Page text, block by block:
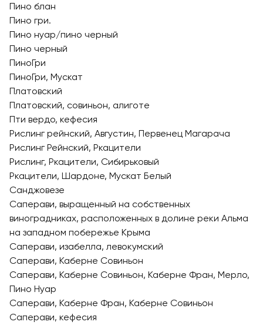
Пино блан
Пино гри.
Пино нуар/пино черный
Пино черный
ПиноГри
ПиноГри, Мускат
Платовский
Платовский, совиньон, алиготе
Пти вердо, кефесия
Рислинг рейнский, Августин, Первенец Магарача
Рислинг Рейнский, Ркацители
Рислинг, Ркацители, Сибирьковый
Ркацители, Шардоне, Мускат Белый
Санджовезе
Саперави, выращенный на собственных
виноградниках, расположенных в долине реки Альма
на западном побережье Крыма
Саперави, изабелла, левокумский
Саперави, Каберне Совиньон
Саперави, Каберне Совиньон, Каберне Фран, Мерло,
Пино Нуар
Саперави, Каберне Фран, Каберне Совиньон
Саперави, кефесия